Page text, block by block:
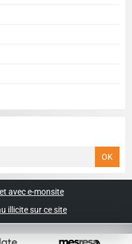
OK
avec e-monsite
illicite sur ce site